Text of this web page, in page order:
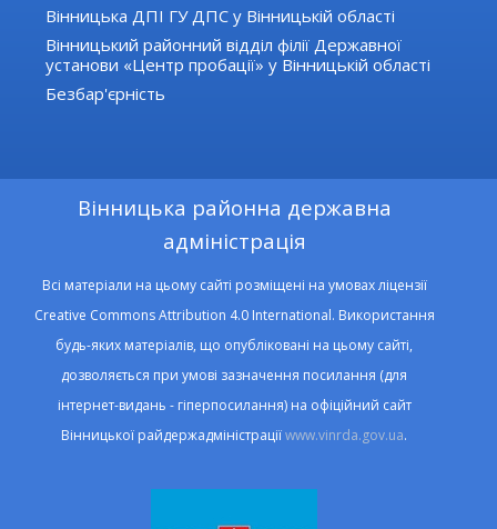
Вінницька ДПІ ГУ ДПС у Вінницькій області
Вінницький районний відділ філії Державної
установи «Центр пробації» у Вінницькій області
Безбар'єрність
Вінницька районна державна
адміністрація
Всі матеріали на цьому сайті розміщені на умовах ліцензії
Creative Commons Attribution 4.0 International. Використання
будь-яких матеріалів, що опубліковані на цьому сайті,
дозволяється при умові зазначення посилання (для
інтернет-видань - гіперпосилання) на офіційний сайт
Вінницької райдержадміністраціїwww.vinrda.gov.ua.